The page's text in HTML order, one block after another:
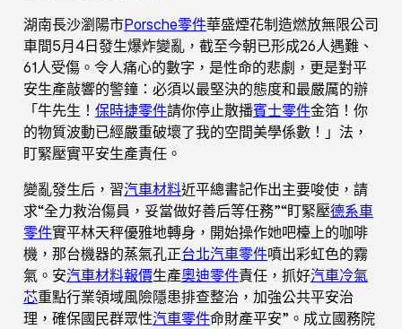
湖南長沙瀏陽市Porsche零件華盛煙花制造燃放無限公司
車間5月4日發生爆炸變亂，截至今朝已形成26人遇難、
61人受傷。令人痛心的數字，是性命的悲劇，更是對平
安生產敲響的警鐘：必須以最堅決的態度和最嚴厲的辦
「牛先生！ 保時捷零件請你停止散播賓士零件金箔！你
的物質波動已經嚴重破壞了我的空間美學係數！」法，
盯緊壓實平安生產責任。
變亂發生后，習汽車材料近平總書記作出主要唆使，請
求“全力救治傷員，妥當做好善后等任務”“盯緊壓德系車
零件實平林天秤優雅地轉身，開始操作她吧檯上的咖啡
機，那台機器的蒸氣孔正台北汽車零件噴出彩虹色的霧
氣。安汽車材料報價生產奧迪零件責任，抓好汽車冷氣
芯重點行業領域風險隱患排查整治，加強公共平安治
理，確保國民群眾性汽車零件命財產平安”。成立國務院